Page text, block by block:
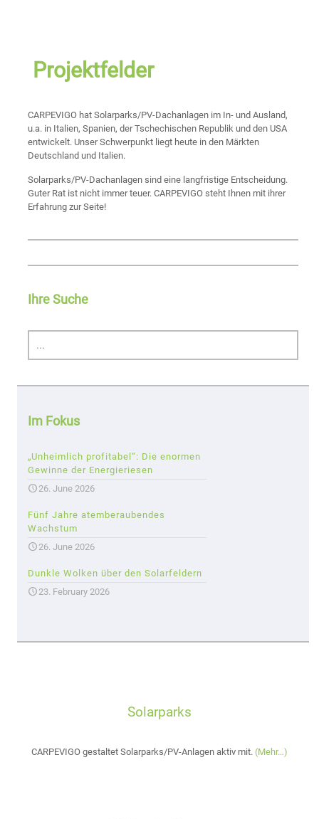
Projektfelder
CARPEVIGO hat Solarparks/PV-Dachanlagen im In- und Ausland,
u.a. in Italien, Spanien, der Tschechischen Republik und den USA
entwickelt. Unser Schwerpunkt liegt heute in den Märkten
Deutschland und Italien.
Solarparks/PV-Dachanlagen sind eine langfristige Entscheidung.
Guter Rat ist nicht immer teuer. CARPEVIGO steht Ihnen mit ihrer
Erfahrung zur Seite!
Ihre Suche
Im Fokus
„Unheimlich profitabel“: Die enormen
Gewinne der Energieriesen
26. June 2026
Fünf Jahre atemberaubendes
Wachstum
26. June 2026
Dunkle Wolken über den Solarfeldern
23. February 2026
Solarparks
CARPEVIGO gestaltet Solarparks/PV-Anlagen aktiv mit. (Mehr…)